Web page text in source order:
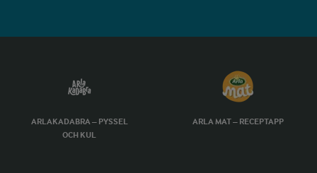
ARLAKADABRA – PYSSEL
OCH KUL
ARLA MAT – RECEPTAPP